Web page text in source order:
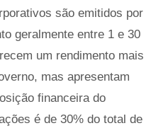
são emitidos por
geralmente entre 1 e 30
um rendimento mais
mas apresentam
financeira do
é de 30% do total de